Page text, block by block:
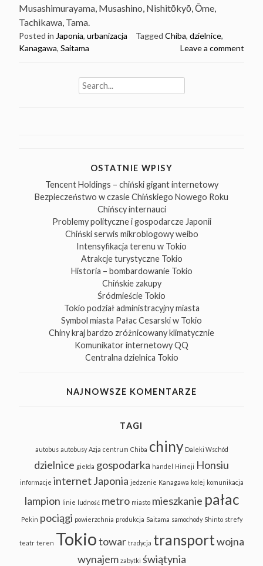
Musashimurayama, Musashino, Nishitōkyō, Ōme,
Tachikawa, Tama.
Posted in Japonia, urbanizacja Tagged Chiba, dzielnice,
Kanagawa, Saitama Leave a comment
Search
for:
OSTATNIE WPISY
Tencent Holdings – chiński gigant internetowy
Bezpieczeństwo w czasie Chińskiego Nowego Roku
Chińscy internauci
Problemy polityczne i gospodarcze Japonii
Chiński serwis mikroblogowy weibo
Intensyfikacja terenu w Tokio
Atrakcje turystyczne Tokio
Historia – bombardowanie Tokio
Chińskie zakupy
Śródmieście Tokio
Tokio podział administracyjny miasta
Symbol miasta Pałac Cesarski w Tokio
Chiny kraj bardzo zróżnicowany klimatycznie
Komunikator internetowy QQ
Centralna dzielnica Tokio
NAJNOWSZE KOMENTARZE
TAGI
autobus autobusy Azja centrum Chiba chiny Daleki Wschód
dzielnice giełda gospodarka handel Himeji Honsiu
informacje internet Japonia jedzenie Kanagawa kolej komunikacja
lampion linie ludność metro miasto mieszkanie pałac
Pekin pociągi powierzchnia produkcja Saitama samochody Shinto strefy
teatr teren Tokiotowar tradycja transportwojna
wynajem zabytki świątynia